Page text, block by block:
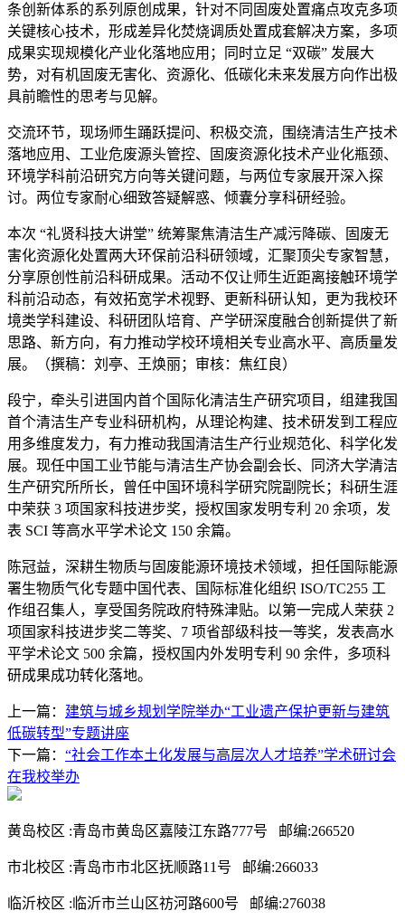
条创新体系的系列原创成果，针对不同固废处置痛点攻克多项
关键核心技术，形成差异化焚烧调质处置成套解决方案，多项
成果实现规模化产业化落地应用；同时立足 “双碳” 发展大
势，对有机固废无害化、资源化、低碳化未来发展方向作出极
具前瞻性的思考与见解。
交流环节，现场师生踊跃提问、积极交流，围绕清洁生产技术
落地应用、工业危废源头管控、固废资源化技术产业化瓶颈、
环境学科前沿研究方向等关键问题，与两位专家展开深入探
讨。两位专家耐心细致答疑解惑、倾囊分享科研经验。
本次 “礼贤科技大讲堂” 统筹聚焦清洁生产减污降碳、固废无
害化资源化处置两大环保前沿科研领域，汇聚顶尖专家智慧，
分享原创性前沿科研成果。活动不仅让师生近距离接触环境学
科前沿动态，有效拓宽学术视野、更新科研认知，更为我校环
境类学科建设、科研团队培育、产学研深度融合创新提供了新
思路、新方向，有力推动学校环境相关专业高水平、高质量发
展。（撰稿：刘亭、王焕丽；审核：焦红良）
段宁，牵头引进国内首个国际化清洁生产研究项目，组建我国
首个清洁生产专业科研机构，从理论构建、技术研发到工程应
用多维度发力，有力推动我国清洁生产行业规范化、科学化发
展。现任中国工业节能与清洁生产协会副会长、同济大学清洁
生产研究所所长，曾任中国环境科学研究院副院长；科研生涯
中荣获 3 项国家科技进步奖，授权国家发明专利 20 余项，发
表 SCI 等高水平学术论文 150 余篇。
陈冠益，深耕生物质与固废能源环境技术领域，担任国际能源
署生物质气化专题中国代表、国际标准化组织 ISO/TC255 工
作组召集人，享受国务院政府特殊津贴。以第一完成人荣获 2
项国家科技进步奖二等奖、7 项省部级科技一等奖，发表高水
平学术论文 500 余篇，授权国内外发明专利 90 余件，多项科
研成果成功转化落地。
上一篇： 建筑与城乡规划学院举办“工业遗产保护更新与建筑
低碳转型”专题讲座
下一篇： “社会工作本土化发展与高层次人才培养”学术研讨会
在我校举办
黄岛校区 :青岛市黄岛区嘉陵江东路777号 邮编:266520
市北校区 :青岛市市北区抚顺路11号 邮编:266033
临沂校区 :临沂市兰山区祊河路600号 邮编:276038